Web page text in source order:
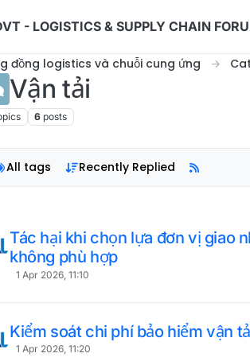
- LOGISTICS & SUPPLY CHAIN
đồng logistics và chuỗi cung ứng
Vận tải
6 posts
All tags Recently Replied
Tác hại khi chọn lựa đơn vị giao
không phù hợp
1 Apr 2026, 11:10
Kiểm soát chi phí bảo hiểm vận
1 Apr 2026, 11:20